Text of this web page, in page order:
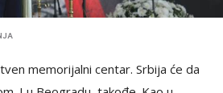
memorijalni centar. Srbija će da